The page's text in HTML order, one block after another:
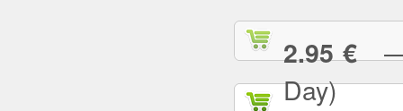
2.95 €—
Day)